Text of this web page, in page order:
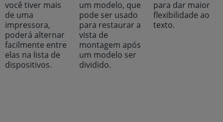
você tiver mais
de uma
impressora,
poderá alternar
facilmente entre
elas na lista de
dispositivos.
um modelo, que
pode ser usado
para restaurar a
vista de
montagem após
um modelo ser
dividido.
para dar maior
flexibilidade ao
texto.